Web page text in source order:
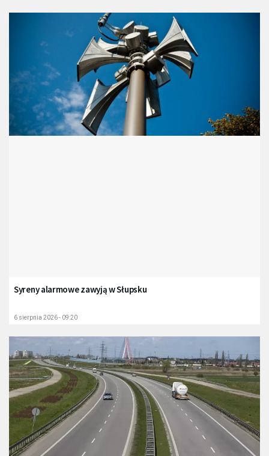
Syreny alarmowe zawyją w Słupsku
6 sierpnia 2026 - 09:20